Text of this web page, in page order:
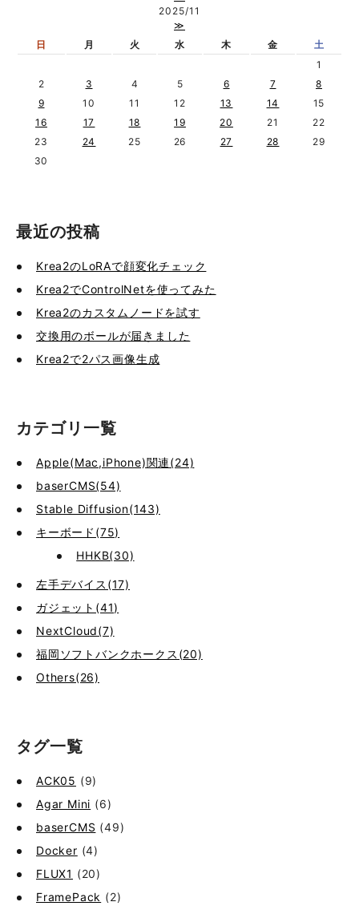
2025/11
≫
日
月 火 水 木 金
土
1
2
3 4 5 6 7
8
9
10 11 12 13 14
15
16
17 18 19 20 21
22
23
24 25 26 27 28
29
30
最近の投稿
Krea2のLoRAで顔変化チェック
Krea2でControlNetを使ってみた
Krea2のカスタムノードを試す
交換用のボールが届きました
Krea2で2パス画像生成
カテゴリ一覧
Apple(Mac,iPhone)関連(24)
baserCMS(54)
Stable Diffusion(143)
キーボード(75)
HHKB(30)
左手デバイス(17)
ガジェット(41)
NextCloud(7)
福岡ソフトバンクホークス(20)
Others(26)
タグ一覧
ACK05 (9)
Agar Mini (6)
baserCMS (49)
Docker (4)
FLUX1 (20)
FramePack (2)